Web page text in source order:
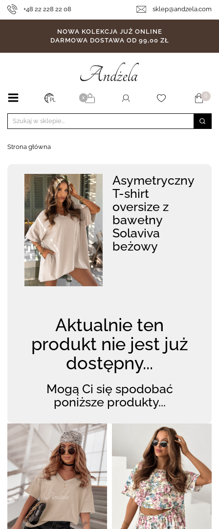
+48 22 228 22 08 sklep@andzela.com
NOWA KOLEKCJA JUŻ ONLINE
DARMOWA DOSTAWA OD 99,00 ZŁ
PL X 0
Strona główna
Asymetryczny
T-shirt
oversize z
bawełny
Solaviva
beżowy
Aktualnie ten
produkt nie jest już
dostępny...
Mogą Ci się spodobać
poniższe produkty...